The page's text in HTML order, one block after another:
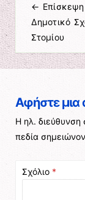
←
Δημοτικό
Στομίου
Αφήστε μια
Η ηλ. διεύθυνση
πεδία
Σχόλιο *